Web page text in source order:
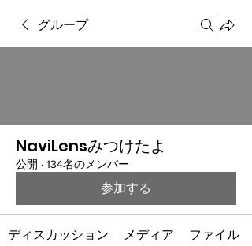
グループ
NaviLensみつけたよ
公開 · 134名のメンバー
参加する
ディスカッション メディア ファイル